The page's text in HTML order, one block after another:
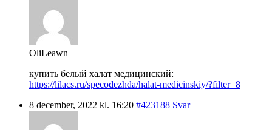
OliLeawn
купить белый халат медицинский:
https://lilacs.ru/specodezhda/halat-medicinskiy/?filter=8
8 december, 2022 kl. 16:20 #423188 Svar